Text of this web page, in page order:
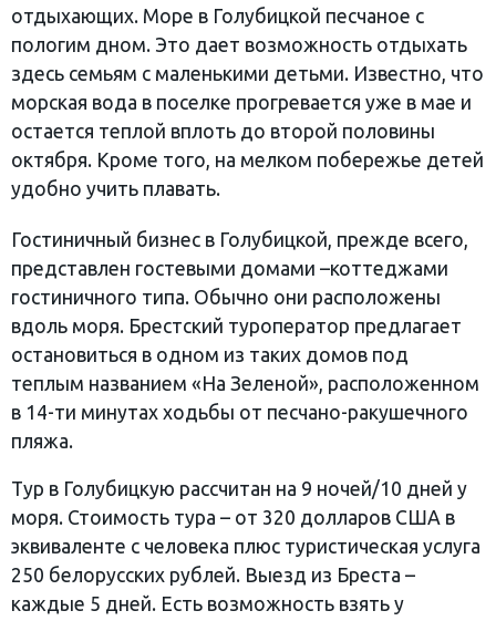
отдыхающих. Море в Голубицкой песчаное с
пологим дном. Это дает возможность отдыхать
здесь семьям с маленькими детьми. Известно, что
морская вода в поселке прогревается уже в мае и
остается теплой вплоть до второй половины
октября. Кроме того, на мелком побережье детей
удобно учить плавать.
Гостиничный бизнес в Голубицкой, прежде всего,
представлен гостевыми домами –коттеджами
гостиничного типа. Обычно они расположены
вдоль моря. Брестский туроператор предлагает
остановиться в одном из таких домов под
теплым названием «На Зеленой», расположенном
в 14-ти минутах ходьбы от песчано-ракушечного
пляжа.
Тур в Голубицкую рассчитан на 9 ночей/10 дней у
моря. Стоимость тура – от 320 долларов США в
эквиваленте с человека плюс туристическая услуга
250 белорусских рублей. Выезд из Бреста –
каждые 5 дней. Есть возможность взять у